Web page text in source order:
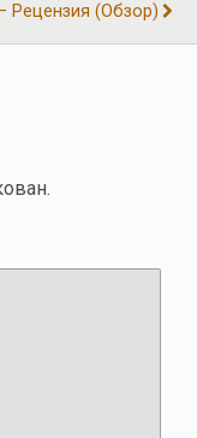
Рецензия (обзор)